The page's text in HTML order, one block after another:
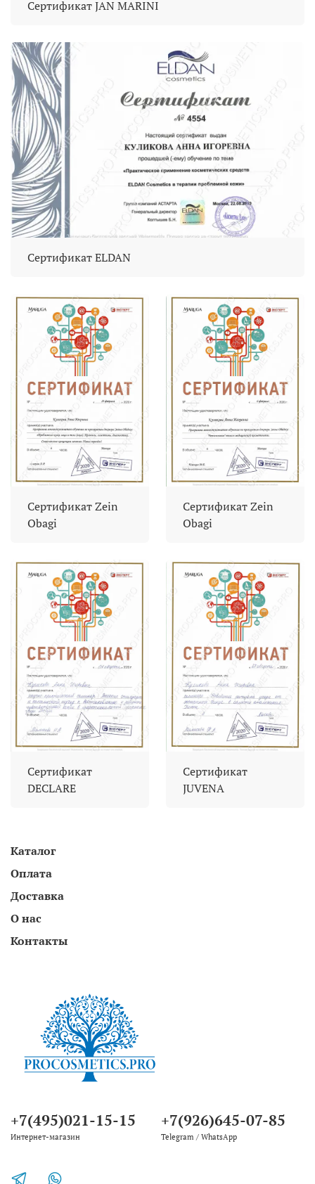
Сертификат JAN MARINI
Сертификат ELDAN
Сертификат Zein
Obagi
Сертификат Zein
Obagi
Сертификат
DECLARE
Сертификат
JUVENA
Каталог
Оплата
Доставка
О нас
Контакты
+7(495)021-15-15
Интернет-магазин
+7(926)645-07-85
Telegram / WhatsApp